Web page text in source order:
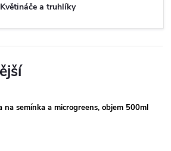
Květináče a truhlíky
na semínka a microgreens, objem 500ml